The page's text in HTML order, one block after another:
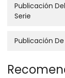
Publicación
Serie
Publicación De